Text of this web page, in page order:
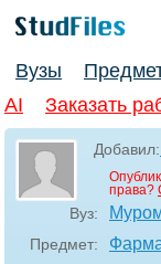
Вузы
AI
Заказать
Добавил:
права?
Вуз:
Предмет: